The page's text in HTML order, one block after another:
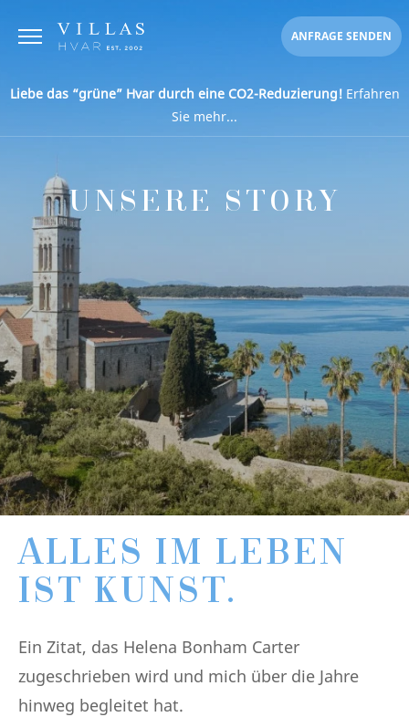
ANFRAGE SENDEN
Liebe das “grüne” Hvar durch eine CO2-Reduzierung!Erfahren
Sie mehr...
UNSERE STORY
ALLES IM LEBEN
IST KUNST.
Ein Zitat, das Helena Bonham Carter
zugeschrieben wird und mich über die Jahre
hinweg begleitet hat.